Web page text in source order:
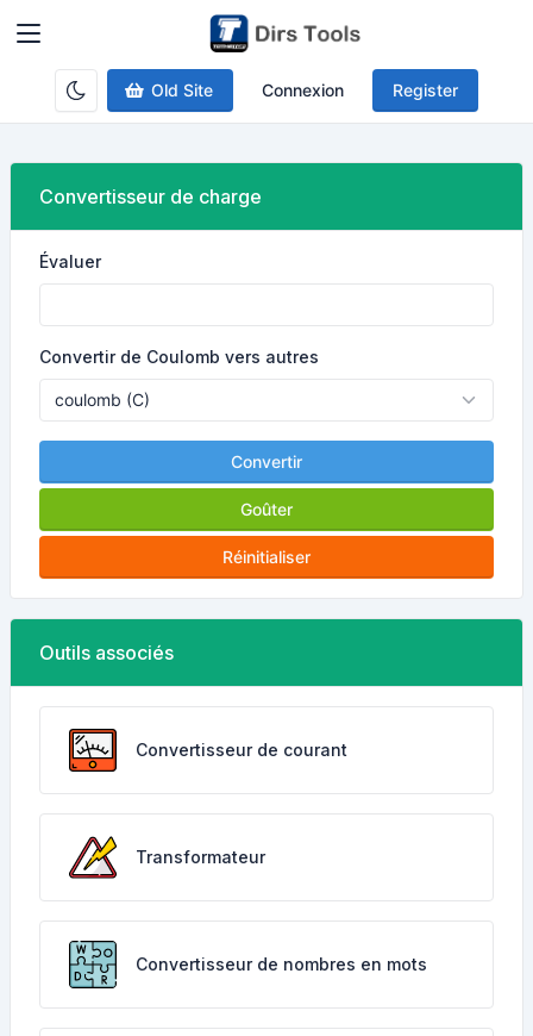
Old Site Connexion Register
Convertisseur de charge
Évaluer
Convertir de Coulomb vers autres
Convertir
Goûter
Réinitialiser
Outils associés
Convertisseur de courant
Transformateur
Convertisseur de nombres en mots